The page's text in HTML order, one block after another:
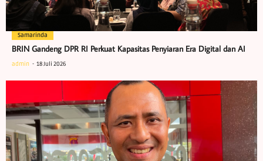
Samarinda
BRIN Gandeng DPR RI Perkuat Kapasitas Penyiaran Era Digital dan AI
admin 18 Juli 2026